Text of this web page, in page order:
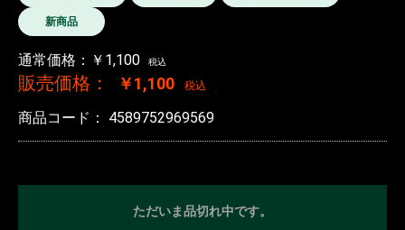
新商品
通常価格：￥1,100 税込
販売価格： ￥1,100 税込
商品コード： 4589752969569
ただいま品切れ中です。